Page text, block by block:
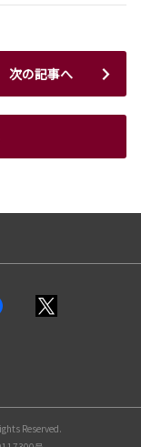
次の記事へ
Reserved.